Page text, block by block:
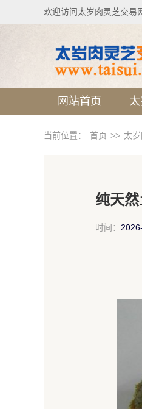
欢迎访问太岁肉灵芝交易
网站首页
当前位置： 首页 >> 太
纯天
时间：